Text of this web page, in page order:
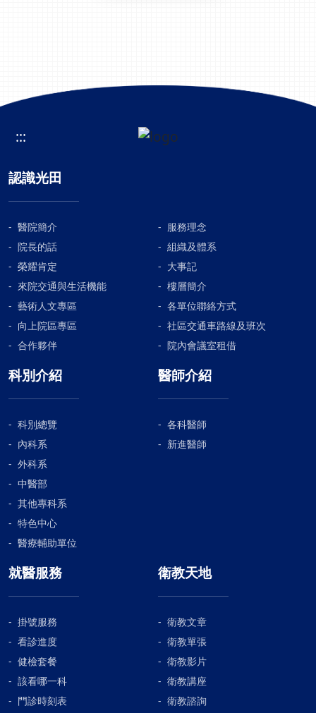
:::
認識光田
醫院簡介
服務理念
院長的話
組織及體系
榮耀肯定
大事記
來院交通與生活機能
樓層簡介
藝術人文專區
各單位聯絡方式
向上院區專區
社區交通車路線及班次
合作夥伴
院內會議室租借
科別介紹
科別總覽
內科系
外科系
中醫部
其他專科系
特色中心
醫療輔助單位
醫師介紹
各科醫師
新進醫師
就醫服務
掛號服務
看診進度
健檢套餐
該看哪一科
門診時刻表
衛教天地
衛教文章
衛教單張
衛教影片
衛教講座
衛教諮詢